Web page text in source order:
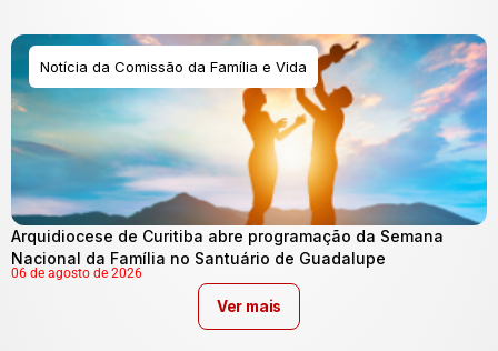
Notícia da Comissão da Família e Vida
Arquidiocese de Curitiba abre programação da Semana
Nacional da Família no Santuário de Guadalupe
06 de agosto de 2026
Ver mais